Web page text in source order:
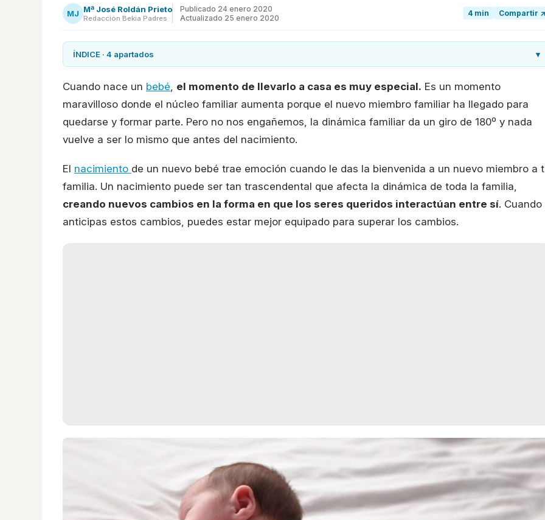
MJ Mª José Roldán Prieto
Redacción Bekia Padres
Publicado 24 enero 2020
Actualizado 25 enero 2020
4 min Compartir ↗
ÍNDICE · 4 apartados ▾
Cuando nace un bebé el momento de llevarlo a casa es muy especial. Es un momento
maravilloso donde el núcleo familiar aumenta porque el nuevo miembro familiar ha llegado para
quedarse y formar parte. Pero no nos engañemos, la dinámica familiar da un giro de 180º y nada
vuelve a ser lo mismo que antes del nacimiento.
El nacimiento de un nuevo bebé trae emoción cuando le das la bienvenida a un nuevo miembro a
familia. Un nacimiento puede ser tan trascendental que afecta la dinámica de toda la familia,
creando nuevos cambios en la forma en que los seres queridos interactúan entre sí. Cuando
anticipas estos cambios, puedes estar mejor equipado para superar los cambios.